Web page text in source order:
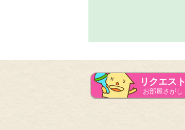
リクエスト
お部屋さがし